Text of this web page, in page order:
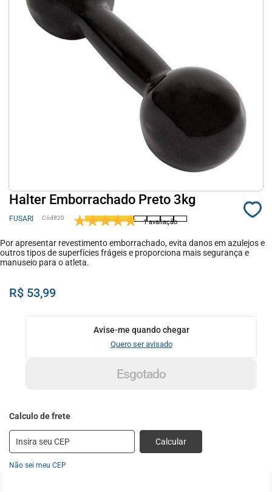
Halter Emborrachado Preto 3kg
FUSARI 820 1 avaliação
Por apresentar revestimento emborrachado, evita danos em azulejos e
outros tipos de superfícies frágeis e proporciona mais segurança e
manuseio para o atleta.
R$ 53,99
Esgotado
Avise-me quando chegar
Quero ser avisado
Calcular
Não sei meu CEP